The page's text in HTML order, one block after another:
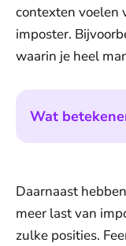
contexten voelen
imposter.
waarin je heel
Wat
Daarnaast
meer last van
zulke posities.